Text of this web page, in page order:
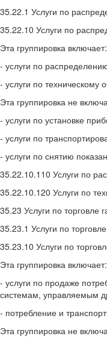
35.22.1 Услуги по
35.22.10 Услуги по
Эта группировка включает:
- услуги по
- услуги по техническому
Эта группировка не
- услуги по установке
- услуги по
- услуги по снятию
35.22.10.110 Услуги по
35.22.10.120 Услуги по
35.23 Услуги по
35.23.1 Услуги по
35.23.10 Услуги по
Эта группировка включает:
- услуги по продаже
системам, управляемым
- потребление и
Эта группировка не